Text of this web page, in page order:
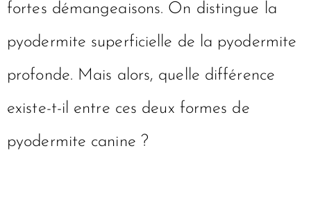
fortes démangeaisons. On distingue la
pyodermite superficielle de la pyodermite
profonde. Mais alors, quelle différence
existe-t-il entre ces deux formes de
pyodermite canine ?